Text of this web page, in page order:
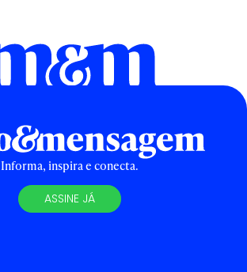
Informa, inspira e conecta.
ASSINE JÁ